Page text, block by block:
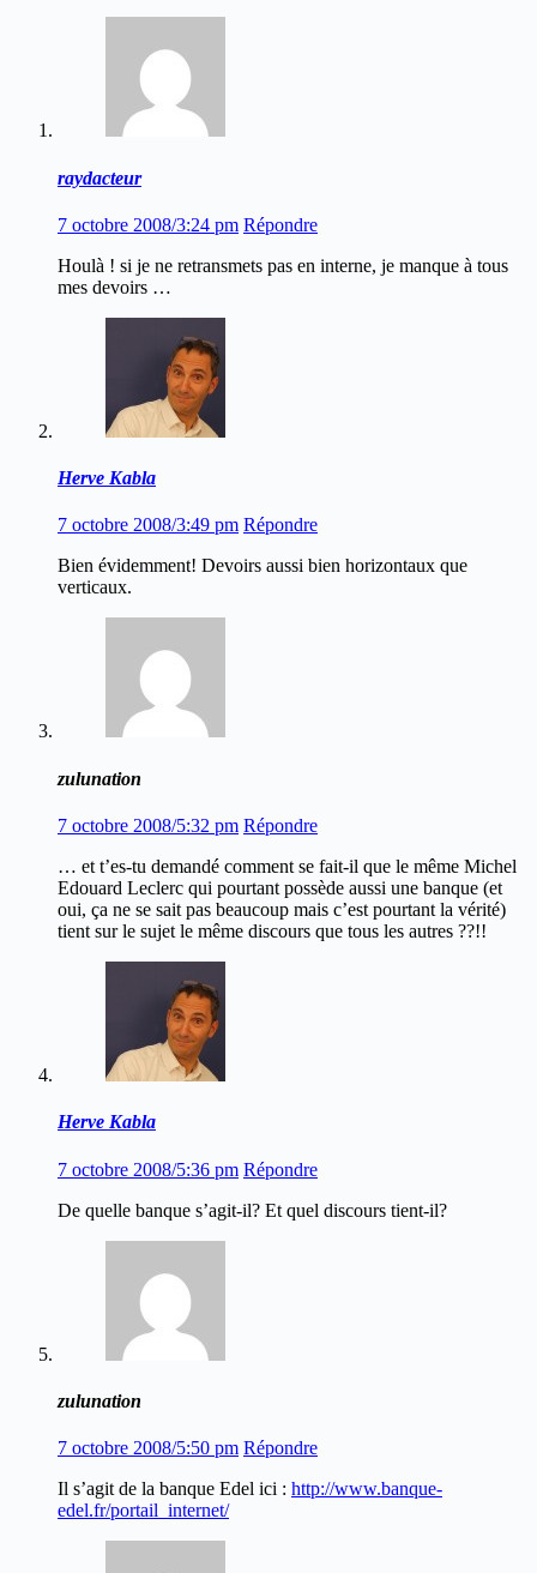
raydacteur
7 octobre 2008/3:24 pm Répondre
Houlà ! si je ne retransmets pas en interne, je manque à tous
mes devoirs …
Herve Kabla
7 octobre 2008/3:49 pm Répondre
Bien évidemment! Devoirs aussi bien horizontaux que
verticaux.
zulunation
7 octobre 2008/5:32 pm Répondre
… et t’es-tu demandé comment se fait-il que le même Michel
Edouard Leclerc qui pourtant possède aussi une banque (et
oui, ça ne se sait pas beaucoup mais c’est pourtant la vérité)
tient sur le sujet le même discours que tous les autres ??!!
Herve Kabla
7 octobre 2008/5:36 pm Répondre
De quelle banque s’agit-il? Et quel discours tient-il?
zulunation
7 octobre 2008/5:50 pm Répondre
Il s’agit de la banque Edel ici : http://www.banque-
edel.fr/portail_internet/